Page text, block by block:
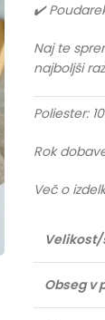
✔️
Naj te
najboljši
Poliester:
Rok
Več o
Obseg v